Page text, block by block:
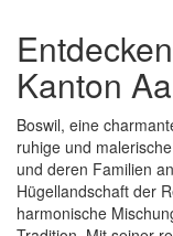
Kanton
Boswil, eine
ruhige und
und deren Familien
Hügellandschaft der
harmonische